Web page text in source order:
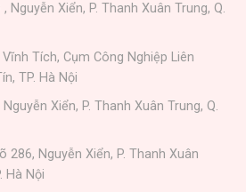
Nguyễn Xiển, P. Thanh Xuân Trung, Q.
Tích, Cụm Công Nghiệp Liên
TP. Hà Nội
Nguyễn Xiển, P. Thanh Xuân Trung, Q.
286, Nguyễn Xiển, P. Thanh Xuân
Hà Nội